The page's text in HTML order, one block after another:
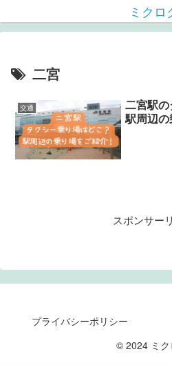
ミクロ
二宮
交通
二宮駅
駅周辺の
スポンサー
プライバシーポリシー
© 2024 ミク